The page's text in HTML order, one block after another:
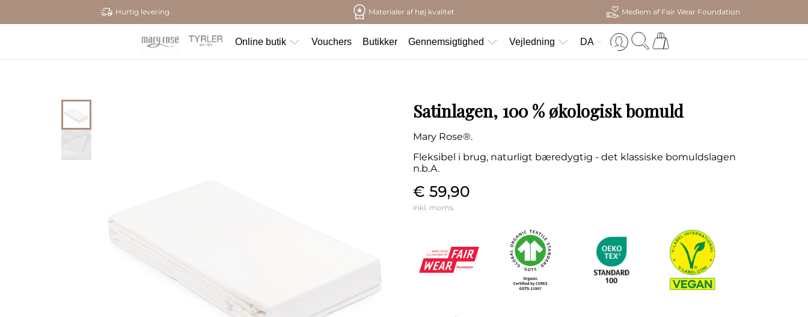
Hurtig levering Materialer af høj kvalitet Medlem af Fair Wear Foundation
Online butik Vouchers Butikker Gennemsigtighed Vejledning DA
Satinlagen, 100 % økologisk bomuld
Mary Rose®.
Fleksibel i brug, naturligt bæredygtig - det klassiske bomuldslagen
n.b.A.
€ 59,90
inkl. moms.